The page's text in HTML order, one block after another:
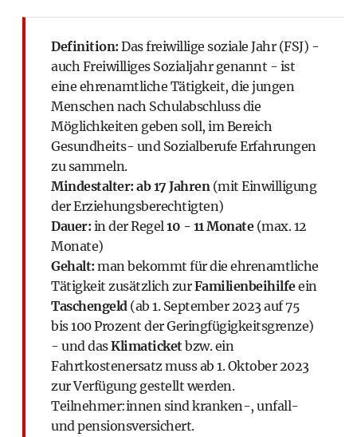
Definition: Das freiwillige soziale Jahr (FSJ) -
auch Freiwilliges Sozialjahr genannt - ist
eine ehrenamtliche Tätigkeit, die jungen
Menschen nach Schulabschluss die
Möglichkeiten geben soll, im Bereich
Gesundheits- und Sozialberufe Erfahrungen
zu sammeln.
Mindestalter: ab 17 Jahren(mit Einwilligung
der Erziehungsberechtigten)
Dauer: in der Regel10 - 11 Monate(max. 12
Monate)
Gehalt: man bekommt für die ehrenamtliche
Tätigkeit zusätzlich zurFamilienbeihilfeein
Taschengeld(ab 1. September 2023 auf 75
bis 100 Prozent der Geringfügigkeitsgrenze)
- und dasKlimaticketbzw. ein
Fahrtkostenersatz muss ab 1. Oktober 2023
zur Verfügung gestellt werden.
Teilnehmer:innen sind kranken-, unfall-
und pensionsversichert.